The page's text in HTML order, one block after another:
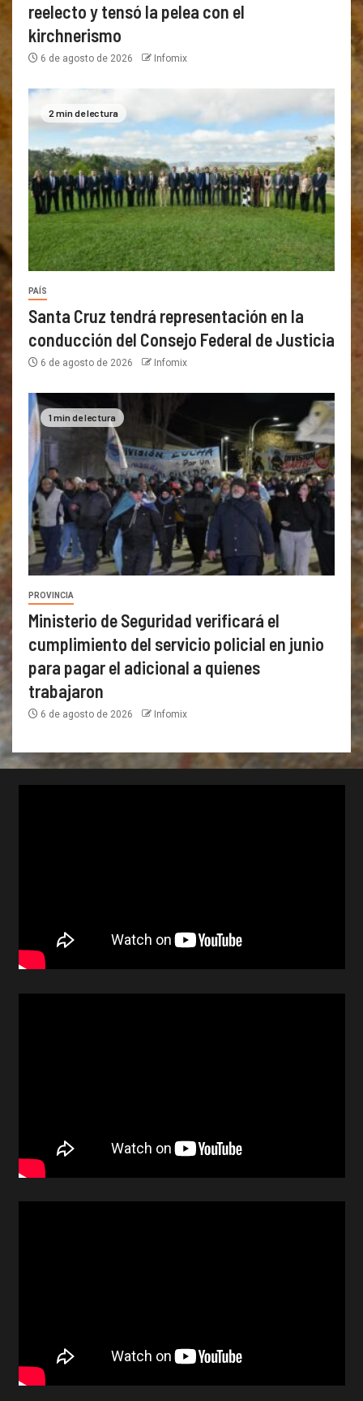
reelecto y tensó la pelea con el
kirchnerismo
6 de agosto de 2026 Infomix
2 min de lectura
PAÍS
Santa Cruz tendrá representación en la
conducción del Consejo Federal de Justicia
6 de agosto de 2026 Infomix
1 min de lectura
PROVINCIA
Ministerio de Seguridad verificará el
cumplimiento del servicio policial en junio
para pagar el adicional a quienes
trabajaron
6 de agosto de 2026 Infomix